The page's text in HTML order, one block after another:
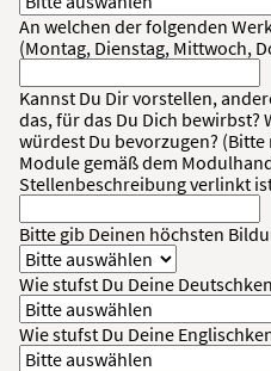
An welchen der folgenden
(Montag, Dienstag, Mittwoch,
Kannst Du Dir vorstellen,
das, für das Du Dich bewirbst?
würdest Du bevorzugen?
Module gemäß dem
Stellenbeschreibung verlinkt
Bitte gib Deinen höchsten
Wie stufst Du Deine
Wie stufst Du Deine